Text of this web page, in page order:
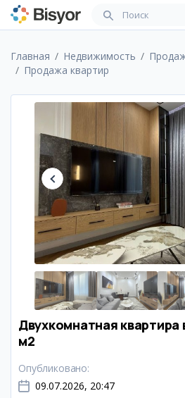
Главная Недвижимость
Продажа квартир
Двухкомнатная квартира
м2
Опубликовано:
09.07.2026, 20:47